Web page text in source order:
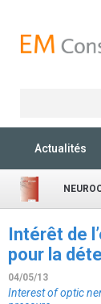
Actualités
Intérêt de
pour la
04/05/13
Interest of optic